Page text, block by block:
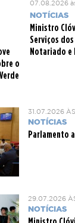
o
07.08.2026
NOTÍCIAS
Ministro
Serviços
Notariado
NOTÍCIAS
31.07.2026
Parlamento
NOTÍCIAS
29.07.2026